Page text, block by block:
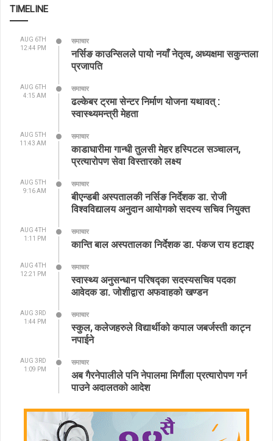
TIMELINE
AUG 6TH
12:44 PM
समाचार
नर्सिङ काउन्सिलले पायो नयाँ नेतृत्व, अध्यक्षमा सकुन्तला
प्रजापति
AUG 6TH
4:15 AM
समाचार
ढल्केबर ट्रमा सेन्टर निर्माण योजना यथावत् :
स्वास्थ्यमन्त्री मेहता
AUG 5TH
11:43 AM
समाचार
काडाघारीमा गान्धी तुलसी मेहर हस्पिटल सञ्चालन,
प्रत्यारोपण सेवा विस्तारको लक्ष्य
AUG 5TH
9:16 AM
समाचार
बीएन्डबी अस्पतालकी नर्सिङ निर्देशक डा. रोजी
विश्वविद्यालय अनुदान आयोगको सदस्य सचिव नियुक्त
AUG 4TH
1:11 PM
समाचार
कान्ति बाल अस्पतालका निर्देशक डा. पंकज राय हटाइए
AUG 4TH
12:21 PM
समाचार
स्वास्थ्य अनुसन्धान परिषद्का सदस्यसचिव पदका
आवेदक डा. जोशीद्वारा अफवाहको खण्डन
AUG 3RD
1:44 PM
समाचार
स्कुल, कलेजहरुले विद्यार्थीको कपाल जबर्जस्ती काट्न
नपाईने
AUG 3RD
1:09 PM
समाचार
अब गैरनेपालीले पनि नेपालमा मिर्गौला प्रत्यारोपण गर्न
पाउने अदालतको आदेश